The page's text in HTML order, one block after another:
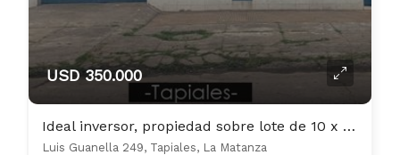
USD 350.000
Ideal inversor, propiedad sobre lote de 10 x 68 metros zona Tapiales
Luis Guanella 249, Tapiales, La Matanza